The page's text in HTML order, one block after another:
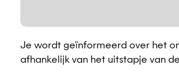
Je wordt geïnformeerd over het
afhankelijk van het uitstapje van